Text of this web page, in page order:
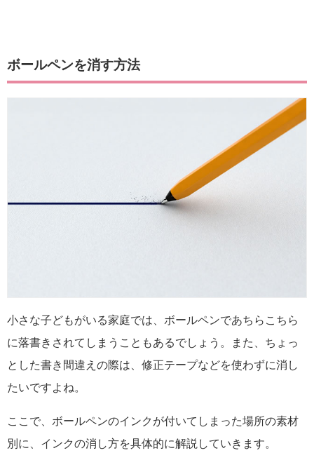
ボールペンを消す方法
小さな子どもがいる家庭では、ボールペンであちらこちら
に落書きされてしまうこともあるでしょう。また、ちょっ
とした書き間違えの際は、修正テープなどを使わずに消し
たいですよね。
ここで、ボールペンのインクが付いてしまった場所の素材
別に、インクの消し方を具体的に解説していきます。